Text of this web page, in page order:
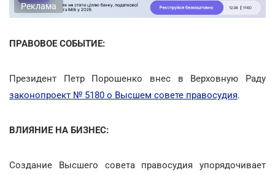
Реклама
ПРАВОВОЕ СОБЫТИЕ:
Президент Петр Порошенко внес в Верховную Раду
законопроект № 5180 о Высшем совете правосудия.
ВЛИЯНИЕ НА БИЗНЕС:
Создание Высшего совета правосудия упорядочивает